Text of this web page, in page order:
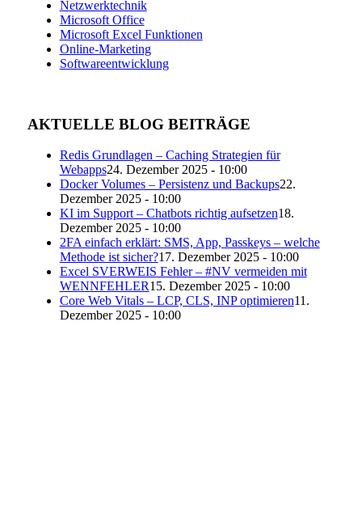
Netzwerktechnik
Microsoft Office
Microsoft Excel Funktionen
Online-Marketing
Softwareentwicklung
AKTUELLE BLOG BEITRÄGE
Redis Grundlagen – Caching Strategien für
Webapps24. Dezember 2025 - 10:00
Docker Volumes – Persistenz und Backups22.
Dezember 2025 - 10:00
KI im Support – Chatbots richtig aufsetzen18.
Dezember 2025 - 10:00
2FA einfach erklärt: SMS, App, Passkeys – welche
Methode ist sicher?17. Dezember 2025 - 10:00
Excel SVERWEIS Fehler – #NV vermeiden mit
WENNFEHLER15. Dezember 2025 - 10:00
Core Web Vitals – LCP, CLS, INP optimieren11.
Dezember 2025 - 10:00